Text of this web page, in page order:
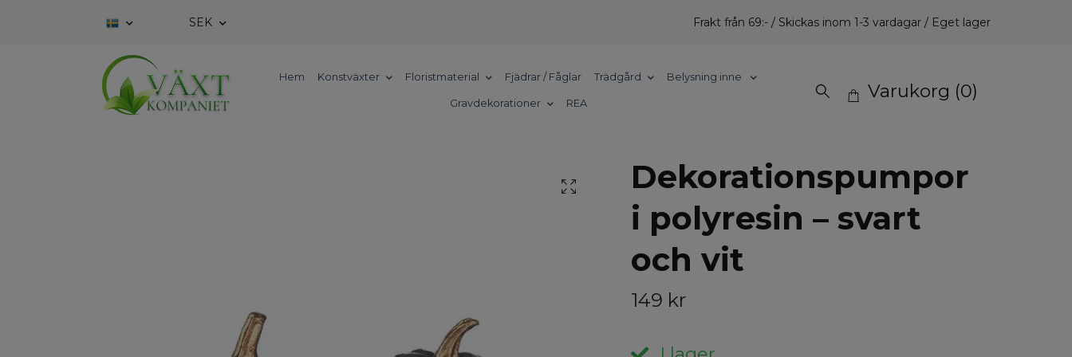
SEK Frakt från 69:- / Skickas inom 1-3 vardagar / Eget lager
Hem Konstväxter Floristmaterial Fjädrar / Fåglar Trädgård Belysning inne
Gravdekorationer REA
Varukorg (0)
Dekorationspumpor
i polyresin – svart
och vit
149 kr